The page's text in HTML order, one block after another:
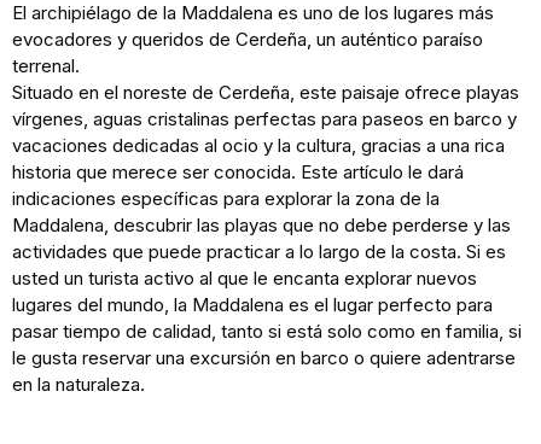
El archipiélago de la Maddalena es uno de los lugares más
evocadores y queridos de Cerdeña, un auténtico paraíso
terrenal.
Situado en el noreste de Cerdeña, este paisaje ofrece playas
vírgenes, aguas cristalinas perfectas para paseos en barco y
vacaciones dedicadas al ocio y la cultura, gracias a una rica
historia que merece ser conocida. Este artículo le dará
indicaciones específicas para explorar la zona de la
Maddalena, descubrir las playas que no debe perderse y las
actividades que puede practicar a lo largo de la costa. Si es
usted un turista activo al que le encanta explorar nuevos
lugares del mundo, la Maddalena es el lugar perfecto para
pasar tiempo de calidad, tanto si está solo como en familia, si
le gusta reservar una excursión en barco o quiere adentrarse
en la naturaleza.